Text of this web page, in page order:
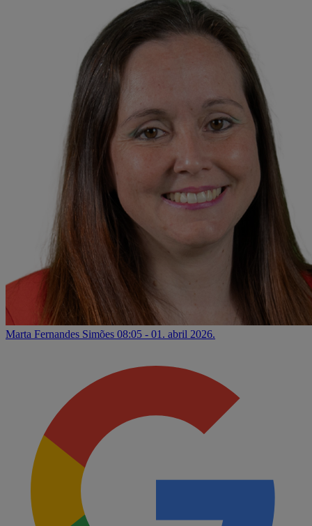
Marta Fernandes Simões 08:05 - 01. abril 2026.